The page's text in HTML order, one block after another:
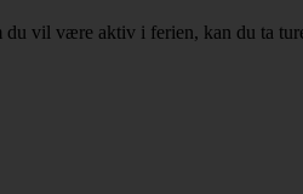
vil være aktiv i ferien, kan du ta